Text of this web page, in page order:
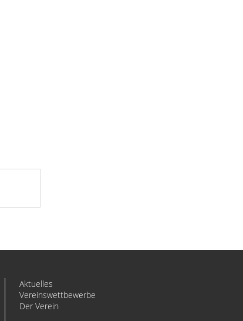
Aktuelles
Vereinswettbewerbe
Der Verein